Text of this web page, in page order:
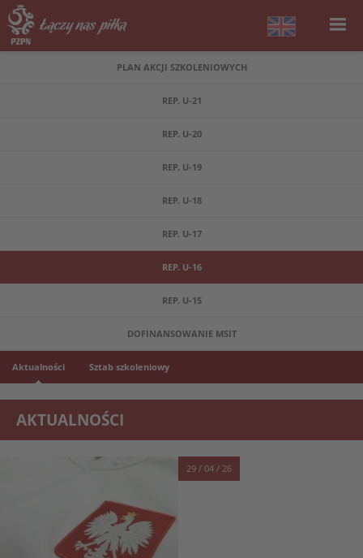
PLAN AKCJI SZKOLENIOWYCH
REP. U-21
REP. U-20
REP. U-19
REP. U-18
REP. U-17
REP. U-16
REP. U-15
DOFINANSOWANIE MSIT
Aktualności Sztab szkoleniowy
AKTUALNOŚCI
29 / 04 / 26